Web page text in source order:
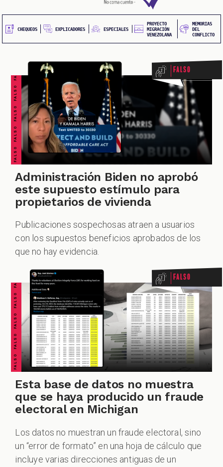
CHEQUEOS EXPLICADORES ESPECIALES
PROYECTO
MIGRACIÓN
VENEZOLANA
MEMORIAS
DEL
CONFLICTO
FALSO FALSO FALSO FALSO FALSO FALSO FALSO Falso
Administración Biden no aprobó
este supuesto estímulo para
propietarios de vivienda
Publicaciones sospechosas atraen a usuarios
con los supuestos beneficios aprobados de los
que no hay evidencia.
FALSO FALSO FALSO FALSO FALSO FALSO FALSO Falso
Esta base de datos no muestra
que se haya producido un fraude
electoral en Michigan
Los datos no muestran un fraude electoral, sino
un “error de formato” en una hoja de cálculo que
incluye varias direcciones antiguas de un